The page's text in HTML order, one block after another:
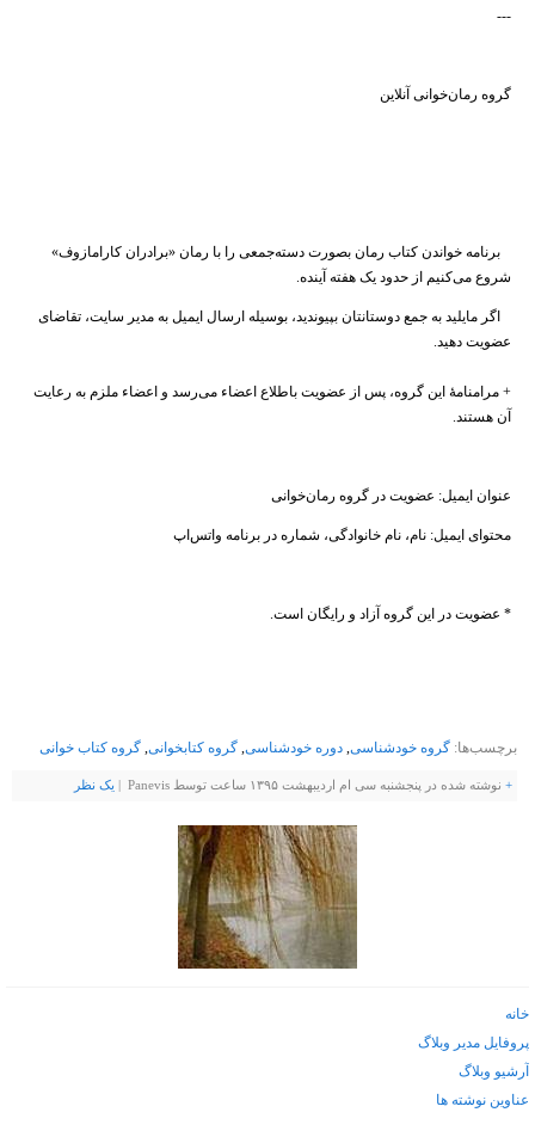
---
گروه رمان‌خوانی آنلاین
برنامه خواندن کتاب رمان بصورت دسته‌جمعی را با رمان «برادران کارامازوف»
شروع می‌کنیم از حدود یک هفته آینده.
اگر مایلید به جمع دوستانتان بپیوندید، بوسیله ارسال ایمیل به مدیر سایت، تقاضای
عضویت دهید.
+ مرامنامهٔ این گروه، پس از عضویت باطلاع اعضاء می‌رسد و اعضاء ملزم به رعایت
آن هستند.
عنوان ایمیل: عضویت در گروه رمان‌خوانی
محتوای ایمیل: نام، نام خانوادگی، شماره در برنامه واتس‌اپ
* عضویت در این گروه آزاد و رایگان است.
برچسب‌ها: گروه خودشناسی, دوره خودشناسی, گروه کتابخوانی, گروه کتاب خوانی
+ نوشته شده در پنجشنبه سی ام اردیبهشت ۱۳۹۵ ساعت توسط Panevis | يک نظر
خانه
پروفایل مدیر وبلاگ
آرشیو وبلاگ
عناوین نوشته ها